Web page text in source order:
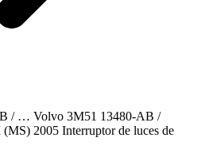
/ … Volvo 3M51 13480-AB /
2005 Interruptor de luces de